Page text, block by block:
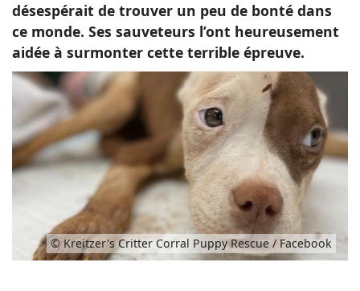
désespérait de trouver un peu de bonté dans
ce monde. Ses sauveteurs l’ont heureusement
aidée à surmonter cette terrible épreuve.
© Kreitzer's Critter Corral Puppy Rescue / Facebook